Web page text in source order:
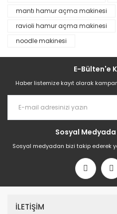
mantı hamur açma makinesi
ravioli hamur açma makinesi
noodle makinesi
E-Bülten'e
Haber listemize kayıt olarak
Sosyal Medyada
Sosyal medyadan bizi takip ederek
İLETİŞİM